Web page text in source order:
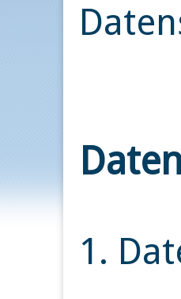
1.